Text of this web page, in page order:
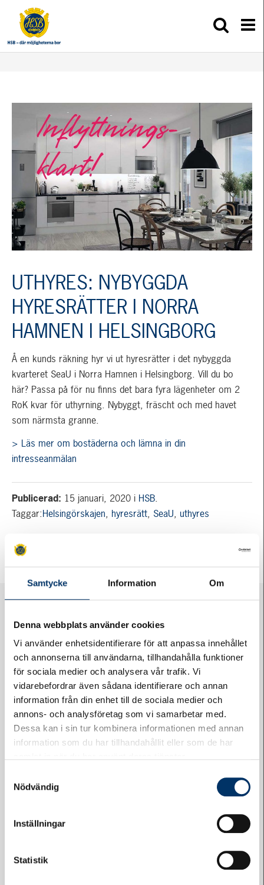
Samtycke Information Om
Denna webbplats använder cookies
Vi använder enhetsidentifierare för att anpassa innehållet
och annonserna till användarna, tillhandahålla funktioner
för sociala medier och analysera vår trafik. Vi
vidarebefordrar även sådana identifierare och annan
information från din enhet till de sociala medier och
annons- och analysföretag som vi samarbetar med.
Dessa kan i sin tur kombinera informationen med annan
information som du har tillhandahållit eller som de har
Nödvändig
Inställningar
Statistik
UTHYRES: NYBYGGDA
HYRESRÄTTER I NORRA
HAMNEN I HELSINGBORG
Å en kunds räkning hyr vi ut hyresrätter i det nybyggda
kvarteret SeaU i Norra Hamnen i Helsingborg. Vill du bo
här? Passa på för nu finns det bara fyra lägenheter om 2
RoK kvar för uthyrning. Nybyggt, fräscht och med havet
som närmsta granne.
> Läs mer om bostäderna och lämna in din
intresseanmälan
Publicerad: 15 januari, 2020i HSB.
Taggar:Helsingörskajen, hyresrätt, SeaU, uthyres
«Våra kurser och event 2020
HSBs nya bosparande
Logga in på Styrelsewebben